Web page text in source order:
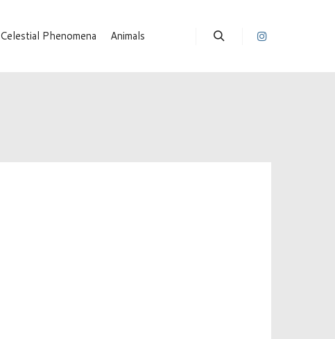
Celestial Phenomena Animals